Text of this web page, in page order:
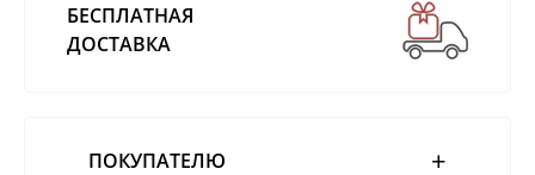
БЕСПЛАТНАЯ
ДОСТАВКА
ПОКУПАТЕЛЮ